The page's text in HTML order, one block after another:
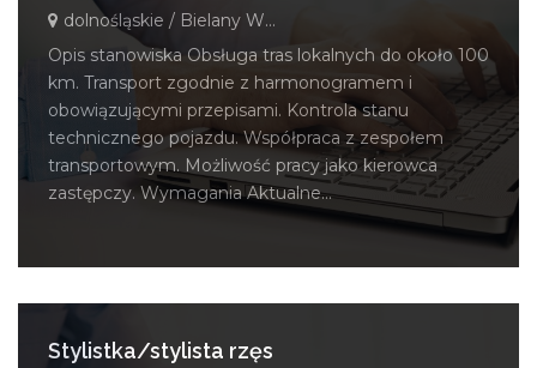
dolnośląskie / Bielany Wrocławskie
Opis stanowiska Obsługa tras lokalnych do około 100
km. Transport zgodnie z harmonogramem i
obowiązującymi przepisami. Kontrola stanu
technicznego pojazdu. Współpraca z zespołem
transportowym. Możliwość pracy jako kierowca
zastępczy. Wymagania Aktualne...
Stylistka/stylista rzęs